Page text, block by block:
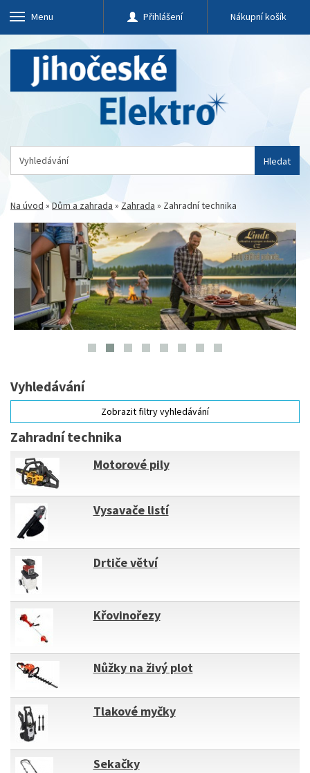
Menu Přihlášení Nákupní košík
Hledat
Na úvod »Dům a zahrada » Zahrada » Zahradní technika
Vyhledávání
Zobrazit filtry vyhledávání
Zahradní technika
Motorové pily
Vysavače listí
Drtiče větví
Křovinořezy
Nůžky na živý plot
Tlakové myčky
Sekačky